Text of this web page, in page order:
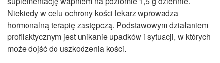
Niekiedy w celu ochrony kości lekarz wprowadza
hormonalną terapię zastępczą. Podstawowym działaniem
profilaktycznym jest unikanie upadków i sytuacji, w których
może dojść do uszkodzenia kości.